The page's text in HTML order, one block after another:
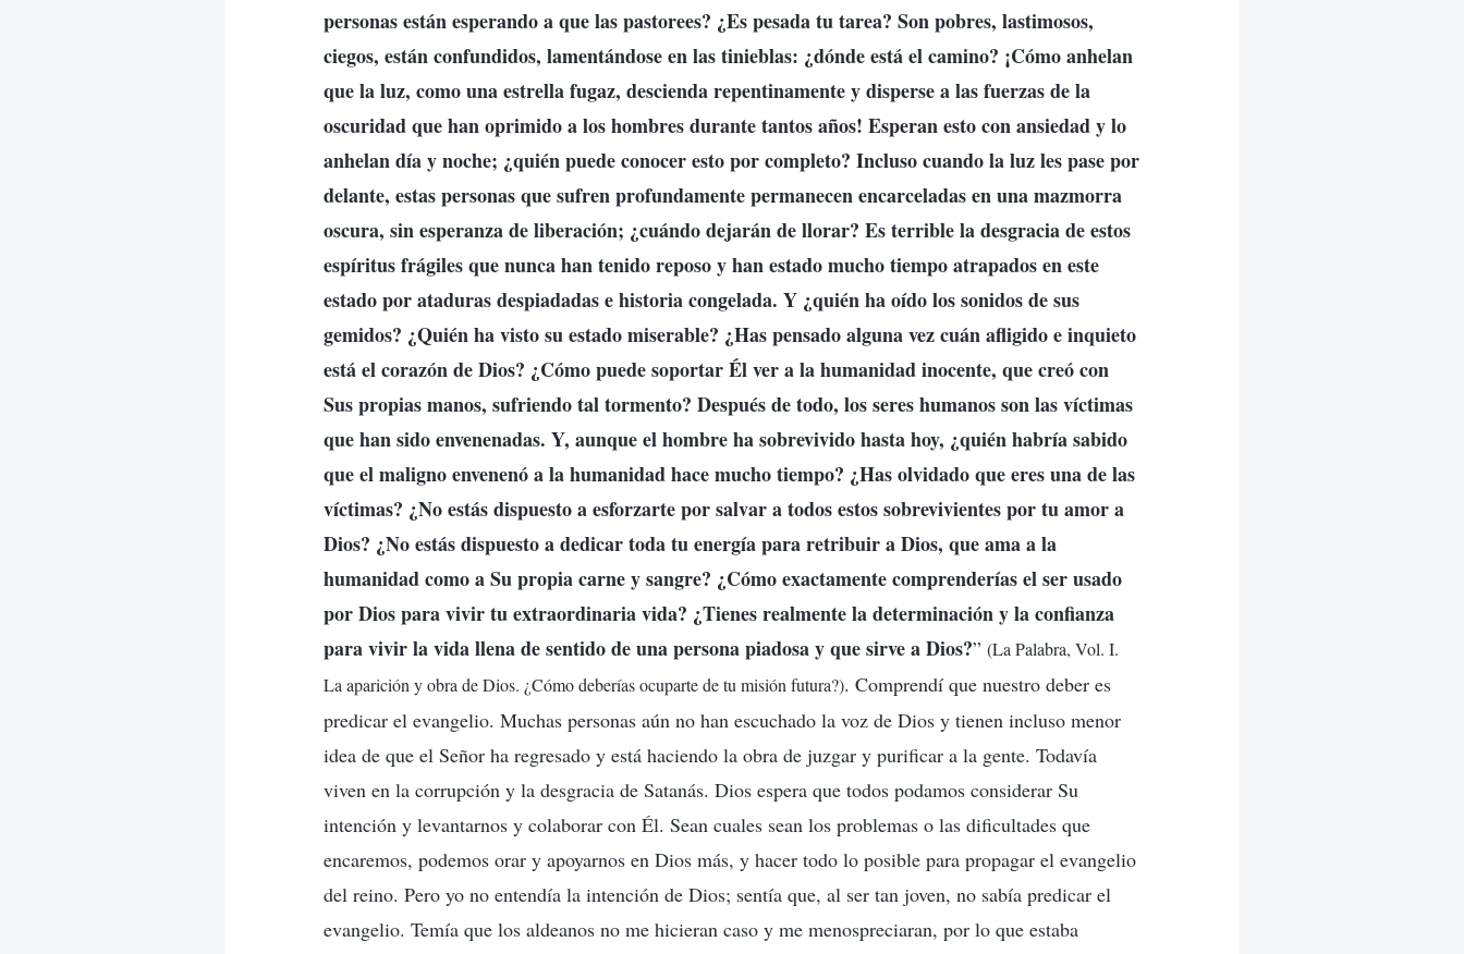
personas están esperando a que las pastorees? ¿Es pesada tu tarea? Son pobres, lastimosos,
ciegos, están confundidos, lamentándose en las tinieblas: ¿dónde está el camino? ¡Cómo anhelan
que la luz, como una estrella fugaz, descienda repentinamente y disperse a las fuerzas de la
oscuridad que han oprimido a los hombres durante tantos años! Esperan esto con ansiedad y lo
anhelan día y noche; ¿quién puede conocer esto por completo? Incluso cuando la luz les pase por
delante, estas personas que sufren profundamente permanecen encarceladas en una mazmorra
oscura, sin esperanza de liberación; ¿cuándo dejarán de llorar? Es terrible la desgracia de estos
espíritus frágiles que nunca han tenido reposo y han estado mucho tiempo atrapados en este
estado por ataduras despiadadas e historia congelada. Y ¿quién ha oído los sonidos de sus
gemidos? ¿Quién ha visto su estado miserable? ¿Has pensado alguna vez cuán afligido e inquieto
está el corazón de Dios? ¿Cómo puede soportar Él ver a la humanidad inocente, que creó con
Sus propias manos, sufriendo tal tormento? Después de todo, los seres humanos son las víctimas
que han sido envenenadas. Y, aunque el hombre ha sobrevivido hasta hoy, ¿quién habría sabido
que el maligno envenenó a la humanidad hace mucho tiempo? ¿Has olvidado que eres una de las
víctimas? ¿No estás dispuesto a esforzarte por salvar a todos estos sobrevivientes por tu amor a
Dios? ¿No estás dispuesto a dedicar toda tu energía para retribuir a Dios, que ama a la
humanidad como a Su propia carne y sangre? ¿Cómo exactamente comprenderías el ser usado
por Dios para vivir tu extraordinaria vida? ¿Tienes realmente la determinación y la confianza
para vivir la vida llena de sentido de una persona piadosa y que sirve a Dios?” (La Palabra, Vol. I.
La aparición y obra de Dios. ¿Cómo deberías ocuparte de tu misión futura?). Comprendí que nuestro deber es
predicar el evangelio. Muchas personas aún no han escuchado la voz de Dios y tienen incluso menor
idea de que el Señor ha regresado y está haciendo la obra de juzgar y purificar a la gente. Todavía
viven en la corrupción y la desgracia de Satanás. Dios espera que todos podamos considerar Su
intención y levantarnos y colaborar con Él. Sean cuales sean los problemas o las dificultades que
encaremos, podemos orar y apoyarnos en Dios más, y hacer todo lo posible para propagar el evangelio
del reino. Pero yo no entendía la intención de Dios; sentía que, al ser tan joven, no sabía predicar el
evangelio. Temía que los aldeanos no me hicieran caso y me menospreciaran, por lo que estaba